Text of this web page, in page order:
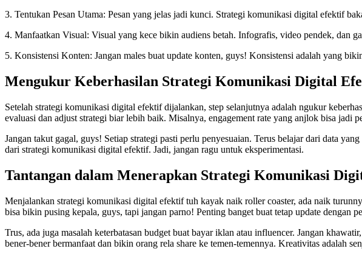
3. Tentukan Pesan Utama: Pesan yang jelas jadi kunci. Strategi komunikasi digital efektif
4. Manfaatkan Visual: Visual yang kece bikin audiens betah. Infografis, video pendek, dan
5. Konsistensi Konten: Jangan males buat update konten, guys! Konsistensi adalah yang
Mengukur Keberhasilan Strategi Komunikasi Digital
Setelah strategi komunikasi digital efektif dijalankan, step selanjutnya adalah ngukur
evaluasi dan adjust strategi biar lebih baik. Misalnya, engagement rate yang anjlok bisa jadi
Jangan takut gagal, guys! Setiap strategi pasti perlu penyesuaian. Terus belajar dari data
dari strategi komunikasi digital efektif. Jadi, jangan ragu untuk eksperimentasi.
Tantangan dalam Menerapkan Strategi Komunikasi
Menjalankan strategi komunikasi digital efektif tuh kayak naik roller coaster, ada naik
bisa bikin pusing kepala, guys, tapi jangan parno! Penting banget buat tetap update dengan
Trus, ada juga masalah keterbatasan budget buat bayar iklan atau influencer. Jangan
bener-bener bermanfaat dan bikin orang rela share ke temen-temennya. Kreativitas adalah